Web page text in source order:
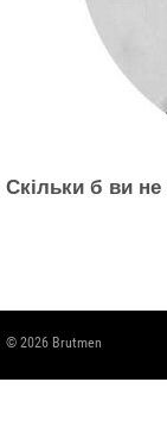
Скільки б ви не
© 2026 Brutmen